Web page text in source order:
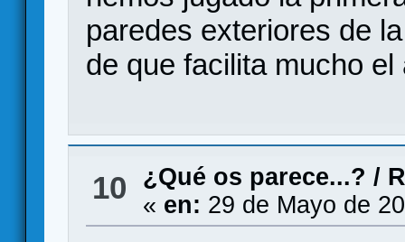
paredes exteriores de
de que facilita mucho el
10 ¿Qué os parece...? /
« en: 29 de Mayo de